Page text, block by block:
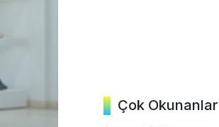
Çok Okunanlar